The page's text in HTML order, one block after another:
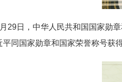
29日，中华人民共和国国家勋
平同国家勋章和国家荣誉称号获